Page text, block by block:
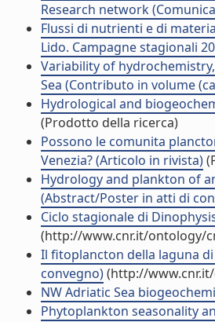
Research network
Flussi di nutrienti e di
Lido. Campagne stagionali
Variability of
Sea (Contributo in volume
Hydrological and
(Prodotto della ricerca)
Possono le comunita
Venezia? (Articolo in rivista)
Hydrology and plankton of
(Abstract/Poster in atti di
Ciclo stagionale di
(http://www.cnr.it/ontology/
Il fitoplancton della laguna
convegno)(http://
NW Adriatic Sea
Phytoplankton seasonality